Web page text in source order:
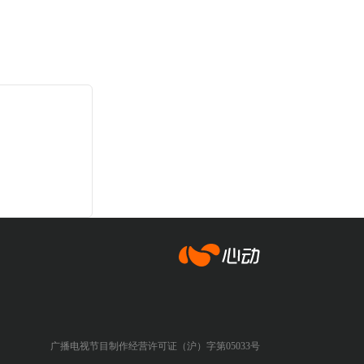
广播电视节目制作经营许可证（沪）字第05033号
心动网络